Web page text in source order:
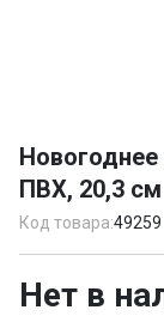
of
1ПВХ, 20,3 см
Код товара:49259
Нет в